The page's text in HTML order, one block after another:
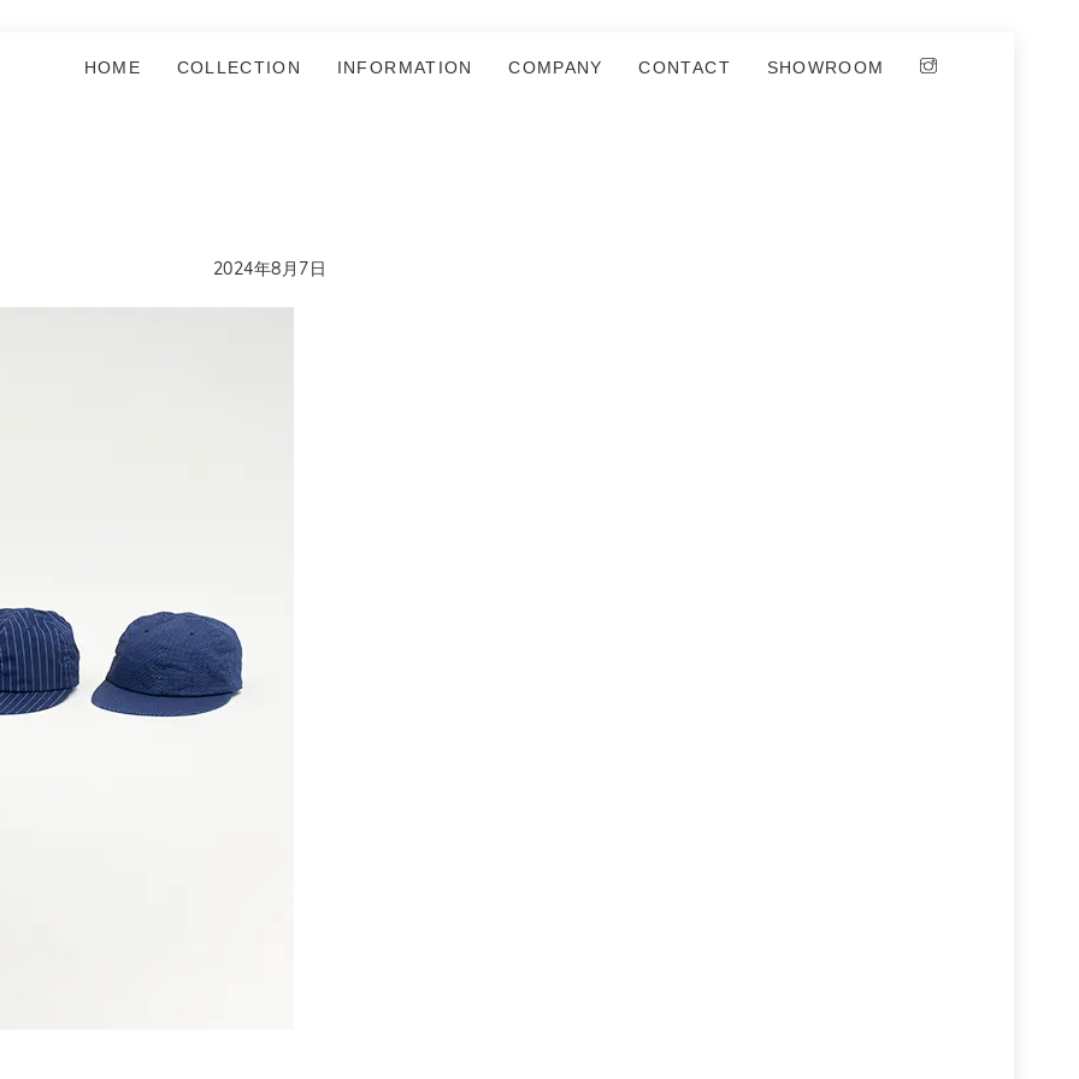
HOME COLLECTION INFORMATION COMPANY CONTACT SHOWROOM
2024年8月7日